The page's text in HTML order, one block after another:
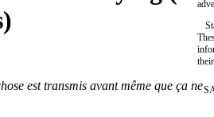
est transmis avant même que ça ne